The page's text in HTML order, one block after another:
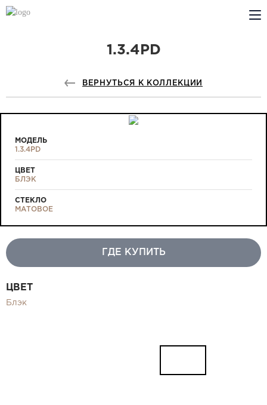
КОМПАНИЯ
PROFILDOORS
Проекты
1.3.4PD
ВЕРНУТЬСЯ К КОЛЛЕКЦИИ
МОДЕЛЬ
1.3.4PD
ЦВЕТ
БЛЭК
СТЕКЛО
МАТОВОЕ
ГДЕ КУПИТЬ
ЦВЕТ
Блэк